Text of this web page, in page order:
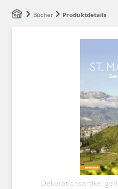
Zum Hauptinhalt
Bücher Produktdetails
Dekorationsartikel